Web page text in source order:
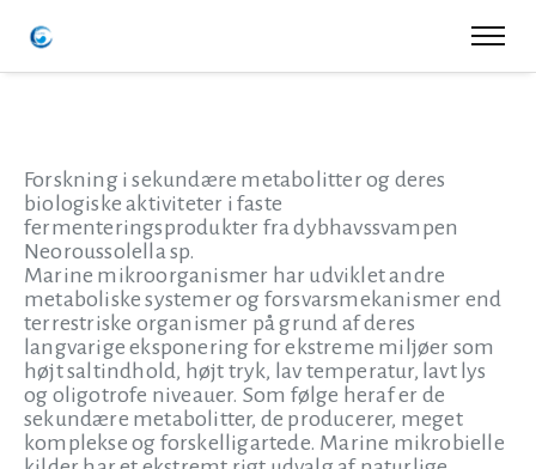
Forskning i sekundære metabolitter og deres
biologiske aktiviteter i faste
fermenteringsprodukter fra dybhavssvampen
Neoroussolella sp.
Marine mikroorganismer har udviklet andre
metaboliske systemer og forsvarsmekanismer end
terrestriske organismer på grund af deres
langvarige eksponering for ekstreme miljøer som
højt saltindhold, højt tryk, lav temperatur, lavt lys
og oligotrofe niveauer. Som følge heraf er de
sekundære metabolitter, de producerer, meget
komplekse og forskelligartede. Marine mikrobielle